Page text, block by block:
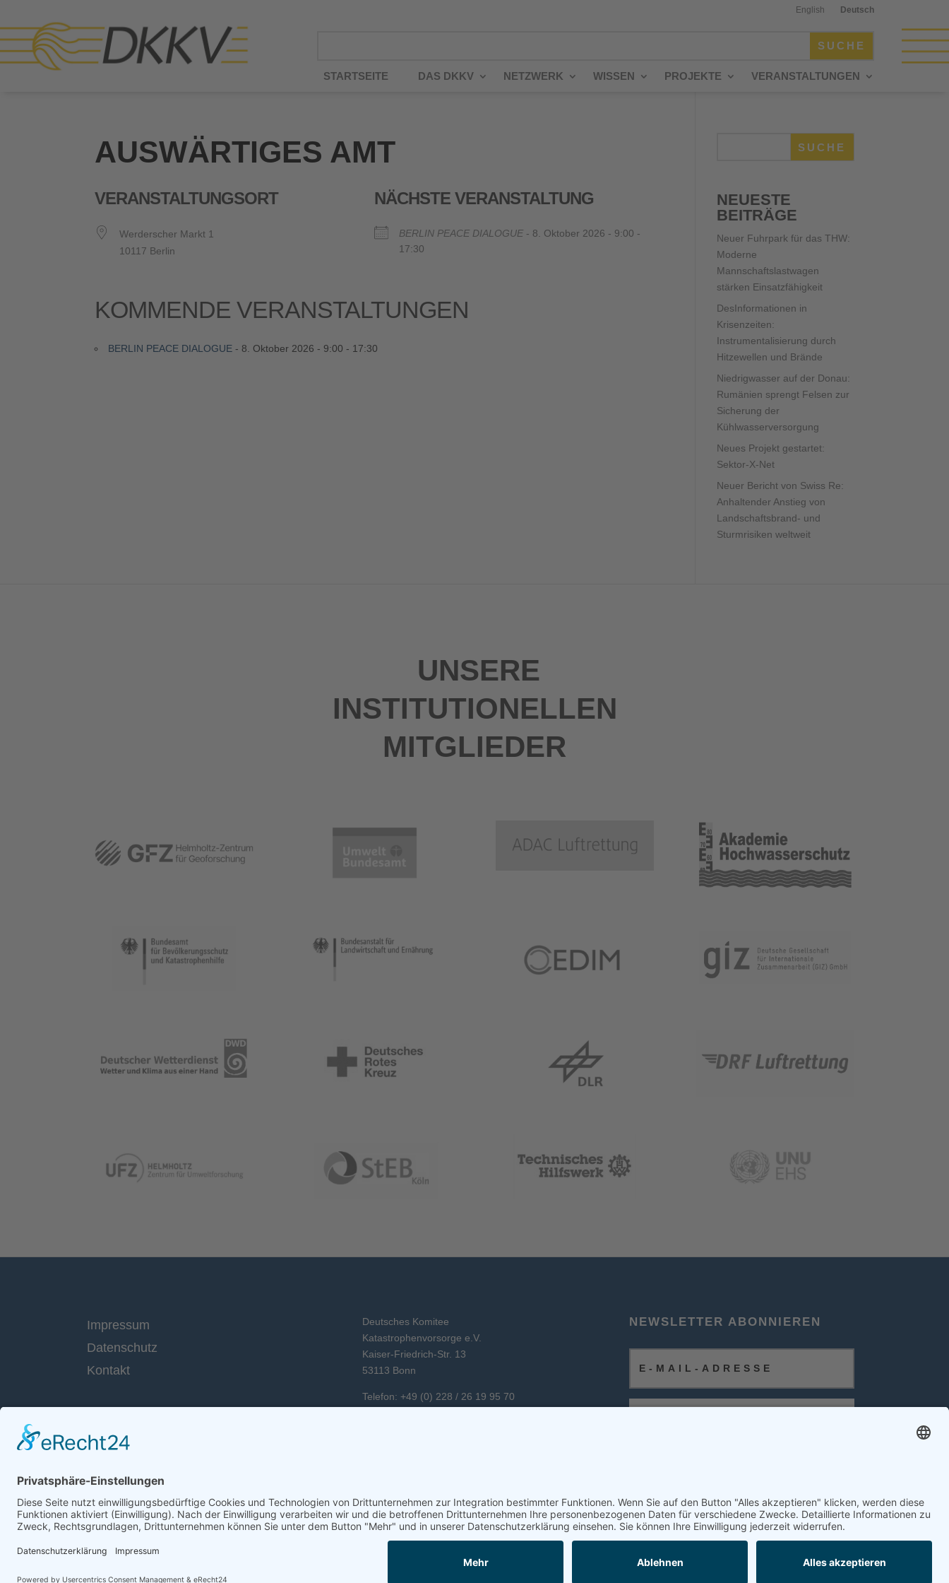
English Deutsch
STARTSEITE DAS DKKV NETZWERK WISSEN PROJEKTE VERANSTALTUNGEN
AUSWÄRTIGES AMT
VERANSTALTUNGSORT
Werderscher Markt 1
10117 Berlin
NÄCHSTE VERANSTALTUNG
BERLIN PEACE DIALOGUE - 8. Oktober 2026 - 9:00 -
17:30
KOMMENDE VERANSTALTUNGEN
BERLIN PEACE DIALOGUE - 8. Oktober 2026 - 9:00 - 17:30
SUCHE
NEUESTE
BEITRÄGE
Neuer Fuhrpark für das THW:
Moderne
Mannschaftslastwagen
stärken Einsatzfähigkeit
DesInformationen in
Krisenzeiten:
Instrumentalisierung durch
Hitzewellen und Brände
Niedrigwasser auf der Donau:
Rumänien sprengt Felsen zur
Sicherung der
Kühlwasserversorgung
Neues Projekt gestartet:
Sektor-X-Net
Neuer Bericht von Swiss Re:
Anhaltender Anstieg von
Landschaftsbrand- und
Sturmrisiken weltweit
UNSERE
INSTITUTIONELLEN
MITGLIEDER
Impressum
Datenschutz
Kontakt
Deutsches Komitee
Katastrophenvorsorge e.V.
Kaiser-Friedrich-Str. 13
53113 Bonn
Telefon: +49 (0) 228 / 26 19 95 70
NEWSLETTER ABONNIEREN